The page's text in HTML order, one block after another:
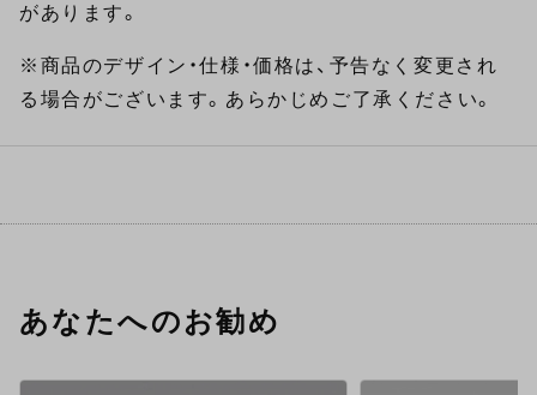
があります。
※商品のデザイン・仕様・価格は、予告なく変更され
る場合がございます。あらかじめご了承ください。
あなたへのお勧め